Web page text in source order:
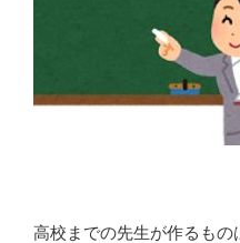
高校までの先生が作るもの